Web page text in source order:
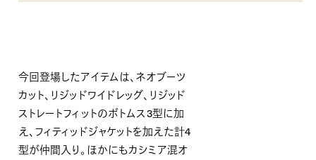
今回登場したアイテムは、ネオブーツ
カット、リジッドワイドレッグ、リジッド
ストレートフィットのボトムス3型に加
え、フィティッドジャケットを加えた計4
型が仲間入り。ほかにもカシミア混オ